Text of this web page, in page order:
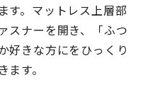
す。マットレス上層部
スナーを開き、「ふつ
好きな方にをひっくり
す。